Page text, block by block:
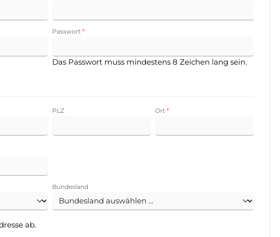
Passwort *
Das Passwort muss mindestens 8 Zeichen lang sein.
PLZ Ort *
Bundesland
ab.